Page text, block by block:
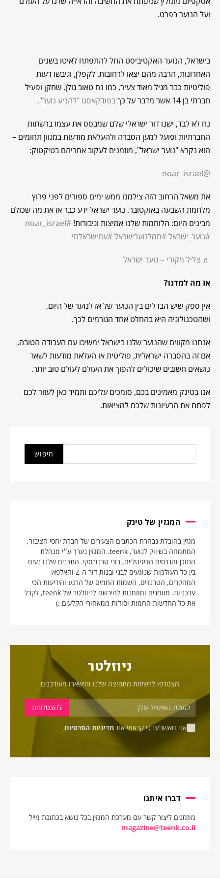
ועל הנוער בפרט.
בישראל, הנוער האקטיביסט החל להתפתח לאיטו בשנים
האחרונות, הרבה מהם יצאו לרחובות, לקפלן, וגיבשו דעות
פוליטיות כבר מגיל מאוד צעיר, כמו נח טאוב גולן, שחקן ופעיל
חברתי בן 14 אשר מדבר על כך
בפודקאסט "להניע נוער".
נח לא לבד, ישנו דור ישראלי שלם שמבסס את עצמו ברשתות
החברתיות ופועל למען הסברה ולהעלאת מודעות במגוון תחומים –
הוא נקרא "נוער ישראל", מוזמנים לעקוב אחריהם בטיקטוק:
@noar_israel
את משאל הרחוב הזה צילמנו ממש ימים ספורים לפני פרוץ
מלחמת השבעה באוקטובר. נוער ישראל ידע כבר אז את מה שכולם
מבינים היום: הלוחמות שלנו אמיצות וגיבורות! #noar_israel
#נוער_ישראל#חמלנוערישראל#עםישראלחי
♬ צליל מקורי – נוער ישראל
אז מה למדנו?
אין ספק שיש הבדלים בין הנוער של אז לנוער של היום,
ושהטכנולוגיה היא בהחלט אחד הגורמים לכך.
אנחנו מקווים שהנוער שלנו בישראל ימשיכו עם העבודה הטובה,
אם זה בהסברה ישראלית, פוליטית או העלאת מודעות לשאר
נושאים חשובים שיכולים להפוך את העולם לעולם טוב יותר.
אנו בטינק מאמינים בכם, סומכים עליכם ותמיד כאן לעזור לכם
לפתח את הרעיונות שלכם למציאות.
המגזין של טינק
מגזין בהובלת נבחרת הכתבים הצעירים של חברת יחסי הציבור,
המתמחה בשיווק לנוער, teenk. המגזין נערך ע״י מנהלת
התוכן והנכסים הדיגיטליים, רוני טרנובסקי. התכנים שלנו נעים
בין כל העולמות שנוגעים לבני ובנות דור ה-Z והאלפא:
המחקרים, הטרנדים, השמות החמים של הרגע והידיעות הכי
עדכניות. מוזמנים ומוזמנות להירשם לניוזלטר של teenk, לקבל
את כל החדשות החמות וסודות ממאחורי הקלעים ;)
ניוזלטר
הצטרפו לרשימת התפוצה שלנו והישארו מעודכנים
אני מאשר/ת כי קראתי את מדיניות הפרטיות
דברו איתנו
מוזמנים ליצור קשר עם מערכת המגזין בכל נושא בכתובת מייל
magazine@teenk.co.il